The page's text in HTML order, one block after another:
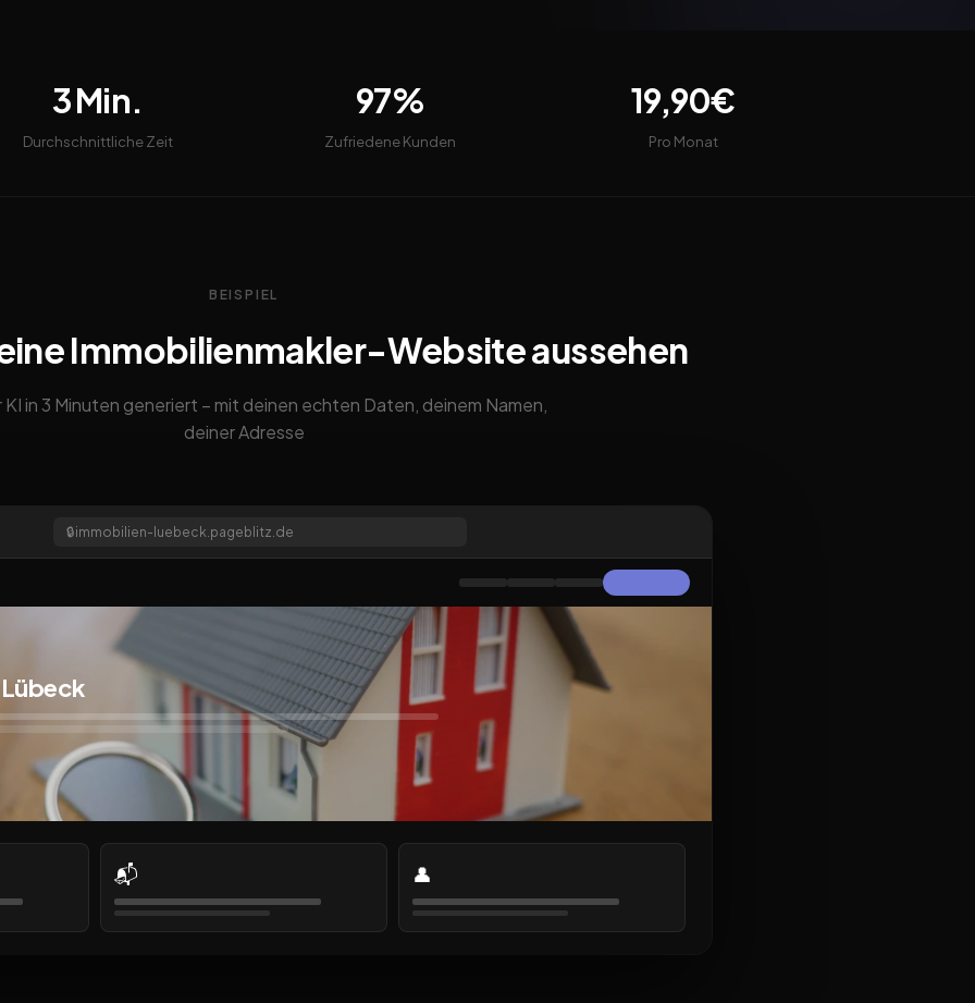
3 Min.
Durchschnittliche Zeit
97%
Zufriedene Kunden
19,90€
Pro Monat
BEISPIEL
Immobilienmakler-Website aussehen
KI in 3 Minuten generiert – mit deinen echten Daten, deinem Namen,
deiner Adresse
🔒immobilien-luebeck.pageblitz.de
📬 👤